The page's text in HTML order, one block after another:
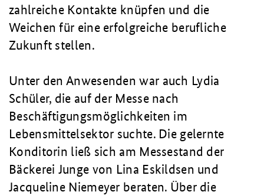
zahlreiche Kontakte knüpfen und die
Weichen für eine erfolgreiche berufliche
Zukunft stellen.
Unter den Anwesenden war auch Lydia
Schüler, die auf der Messe nach
Beschäftigungsmöglichkeiten im
Lebensmittelsektor suchte. Die gelernte
Konditorin ließ sich am Messestand der
Bäckerei Junge von Lina Eskildsen und
Jacqueline Niemeyer beraten. Über die